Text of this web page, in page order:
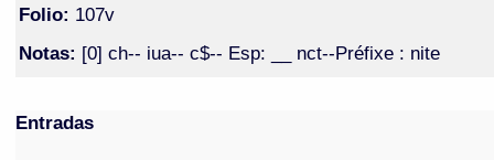
Folio: 107v
Notas: [0] ch-- iua-- c$-- Esp: __ nct--Préfixe : nite
Entradas